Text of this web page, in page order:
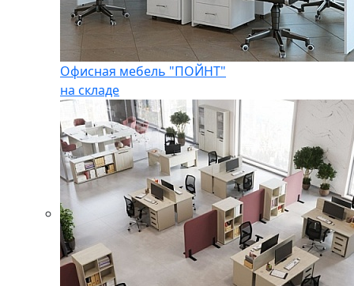
Офисная мебель "ПОЙНТ"
на складе